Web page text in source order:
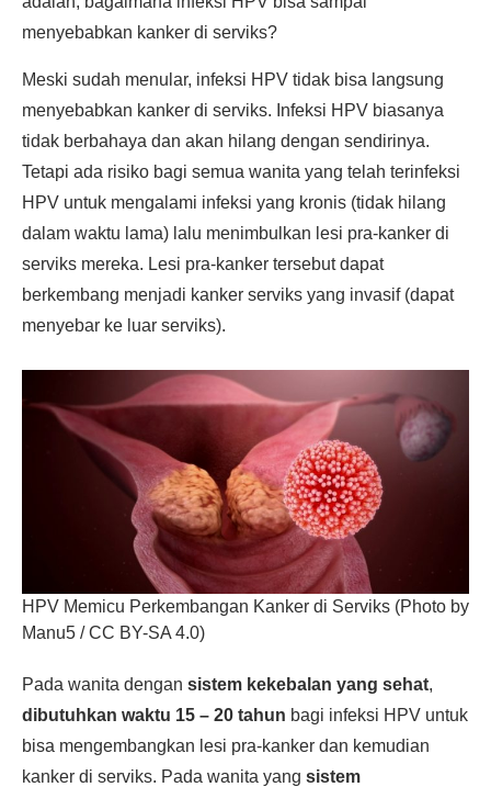
menyebabkan kanker di serviks?
Meski sudah menular, infeksi HPV tidak bisa langsung
menyebabkan kanker di serviks. Infeksi HPV biasanya
tidak berbahaya dan akan hilang dengan sendirinya.
Tetapi ada risiko bagi semua wanita yang telah terinfeksi
HPV untuk mengalami infeksi yang kronis (tidak hilang
dalam waktu lama) lalu menimbulkan lesi pra-kanker di
serviks mereka. Lesi pra-kanker tersebut dapat
berkembang menjadi kanker serviks yang invasif (dapat
menyebar ke luar serviks).
HPV Memicu Perkembangan Kanker di Serviks (Photo by
Manu5 / CC BY-SA 4.0)
Pada wanita dengan sistem kekebalan yang sehat,
dibutuhkan waktu 15 – 20 tahun bagi infeksi HPV untuk
bisa mengembangkan lesi pra-kanker dan kemudian
kanker di serviks. Pada wanita yang sistem